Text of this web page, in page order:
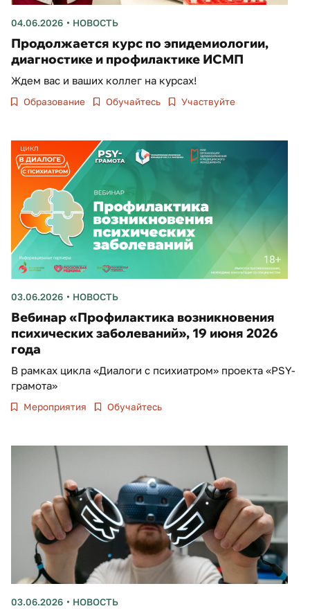
04.06.2026 НОВОСТЬ
Продолжается курс по эпидемиологии,
диагностике и профилактике ИСМП
Ждем вас и ваших коллег на курсах!
Образование Обучайтесь Участвуйте
03.06.2026 НОВОСТЬ
Вебинар «Профилактика возникновения
психических заболеваний», 19 июня 2026
года
В рамках цикла «Диалоги с психиатром» проекта «PSY-
грамота»
Мероприятия Обучайтесь
03.06.2026 НОВОСТЬ